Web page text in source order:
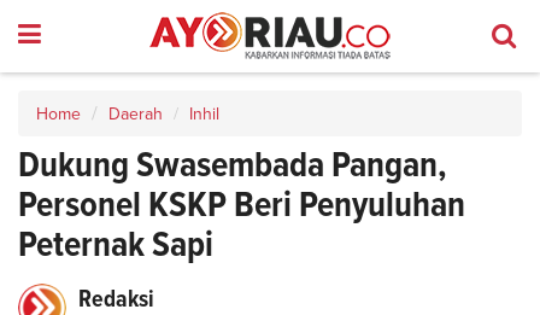
Home Daerah Inhil
Dukung Swasembada Pangan,
Personel KSKP Beri Penyuluhan
Peternak Sapi
Redaksi